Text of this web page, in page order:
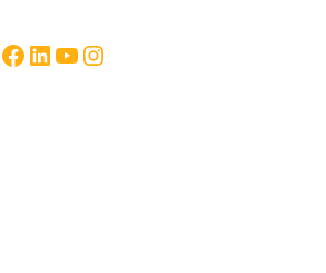
Facebook
LinkedIn
YouTube
Instagram